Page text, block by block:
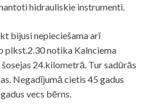
hidrauliskie instrumenti.
bijusi nepieciešama arī
plkst.2.30 notika Kalnciema
24.kilometrā. Tur sadūrās
Negadījumā cietis 45 gadus
vecs bērns.